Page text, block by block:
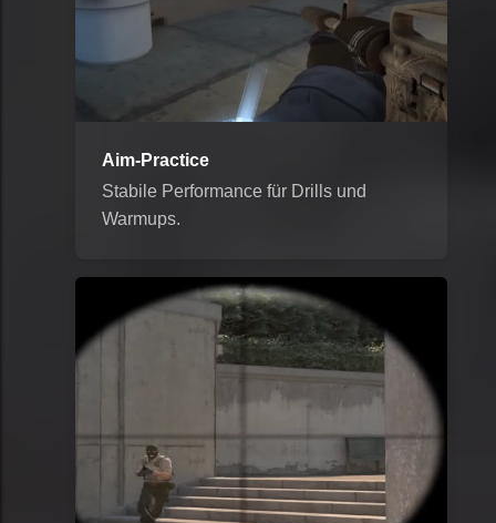
Aim-Practice
Stabile Performance für Drills und
Warmups.